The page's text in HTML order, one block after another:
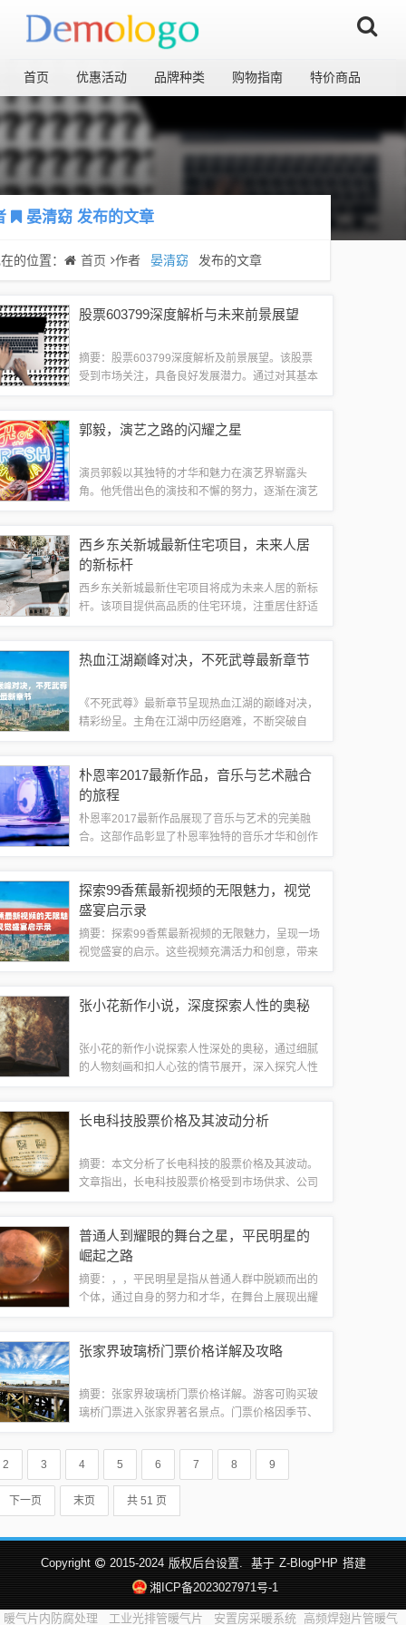
首页 优惠活动 品牌种类 购物指南 特价商品
晏清窈发布的文章
的位置： 首页 作者 晏清窈 发布的文章
股票603799深度解析与未来前景展望
摘要：股票603799深度解析及前景展望。该股票
受到市场关注，具备良好发展潜力。通过对其基本
关注其业绩报告、行业动态及市场走势，...
郭毅，演艺之路的闪耀之星
演员郭毅以其独特的才华和魅力在演艺界崭露头
角。他凭借出色的演技和不懈的努力，逐渐在演艺
术修养，赢得了众多观众的喜爱和认可。起步之...
西乡东关新城最新住宅项目，未来人居
的新标杆
西乡东关新城最新住宅项目将成为未来人居的新标
杆。该项目提供高品质的住宅环境，注重居住舒适
将成为人们理想的居住地，引领城市居住的新...
热血江湖巅峰对决，不死武尊最新章节
《不死武尊》最新章节呈现热血江湖的巅峰对决，
精彩纷呈。主角在江湖中历经磨难，不断突破自
以一睹江湖风云，感受武林的热血与激情。背景...
朴恩率2017最新作品，音乐与艺术融合
的旅程
朴恩率2017最新作品展现了音乐与艺术的完美融
合。这部作品彰显了朴恩率独特的音乐才华和创作
不断探索和创新精神。这是一部值得期待的...
探索99香蕉最新视频的无限魅力，视觉
盛宴启示录
摘要：探索99香蕉最新视频的无限魅力，呈现一场
视觉盛宴的启示。这些视频充满活力和创意，带来
内容还是高质量的制作，都让人留连忘返，...
张小花新作小说，深度探索人性的奥秘
张小花的新作小说探索人性深处的奥秘，通过细腻
的人物刻画和扣人心弦的情节展开，深入探究人性
在矛盾与冲突，引人深思。【独特的叙事手法...
长电科技股票价格及其波动分析
摘要：本文分析了长电科技的股票价格及其波动。
文章指出，长电科技股票价格受到市场供求、公司
势和波动情况。股票价格具有波动性，投资者...
普通人到耀眼的舞台之星，平民明星的
崛起之路
摘要：，，平民明星是指从普通人群中脱颖而出的
个体，通过自身的努力和才华，在舞台上展现出耀
角。这些明星的故事充满奋斗和坚持，鼓舞着广...
张家界玻璃桥门票价格详解及攻略
摘要：张家界玻璃桥门票价格详解。游客可购买玻
璃桥门票进入张家界著名景点。门票价格因季节、
方网站或相关旅游平台，以获取最新、最准确的门
票价格信息。游客还需注意门票使用规定和退...
2 3 4 5 6 7 8 9
下一页 末页 共 51 页
Copyright 2015-2024 版权后台设置. 基于 Z-BlogPHP 搭建
湘ICP备2023027971号-1
暖气片内防腐处理 工业光排管暖气片 安置房采暖系统 高频焊翅片管暖气